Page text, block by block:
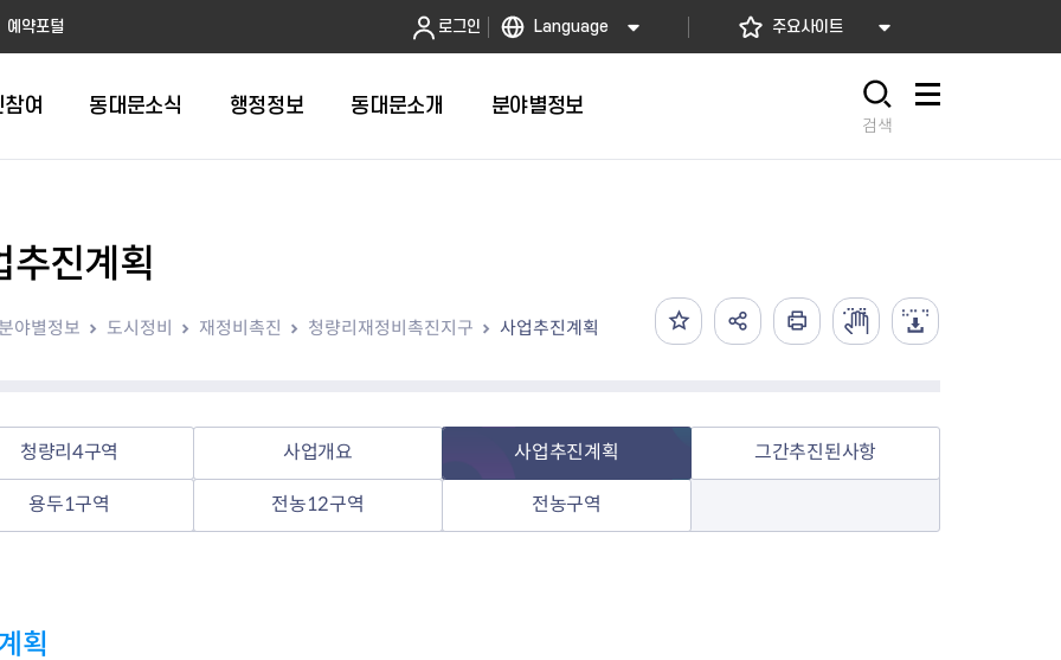
예약포털 로그인 Language 주요사이트
대형폐기물신청
청년 행정체험단 신청
민원통합상담창구
여
공유공간 대관 시설 안내
나눔의 장터마당
동대문소식
녀지원 안내
행정정보
행정정보 사전공표
결재문서 공개
지출집행내역 공개
회의공개
계약현황
행정규제개혁
행정처분
법률상담
동대문소개
청사안내
위원회
제기동
전농2동
답십리2동
공공기관
분야별정보
DDM 청년창업센터
관련링크
청년정책 문자알림서비스
바우처사업
노인
장애인
여성친화도시
출산육아
안전문화운동
우리 동네 안전지도
안전 체험·교육
재난유형별 주요정책사업
재난약자 행동요령
검색
사이트맵
추진계획
야별정보 도시정비 재정비촉진 청량리재정비촉진지구 사업추진계획
청량리4구역 사업개요 사업추진계획 그간추진된사항
용두1구역 전농12구역 전농구역
획